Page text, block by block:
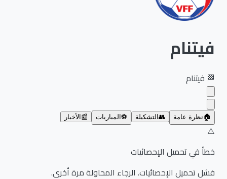
فيتنام
فيتنام
نظرة عامة 👥 التشكيلة ⚽ المباريات 📰 الأخبار
خطأ في تحميل الإحصائيات
فشل تحميل الإحصائيات. الرجاء المحاولة مرة أخرى.